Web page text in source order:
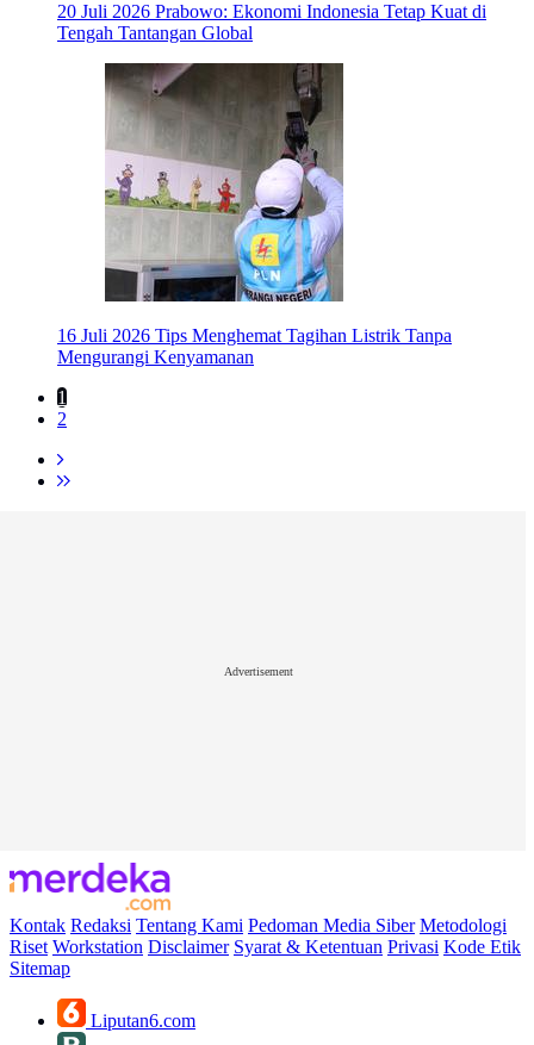
20 Juli 2026 Prabowo: Ekonomi Indonesia Tetap Kuat di
Tengah Tantangan Global
16 Juli 2026 Tips Menghemat Tagihan Listrik Tanpa
Mengurangi Kenyamanan
1
2
Advertisement
Kontak Redaksi Tentang Kami Pedoman Media Siber Metodologi
Riset Workstation Disclaimer Syarat & Ketentuan Privasi Kode Etik
Sitemap
Liputan6.com